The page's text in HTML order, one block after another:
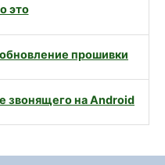
это
прошивки
звонящего на Android